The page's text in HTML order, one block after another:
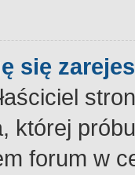
się
której
forum w